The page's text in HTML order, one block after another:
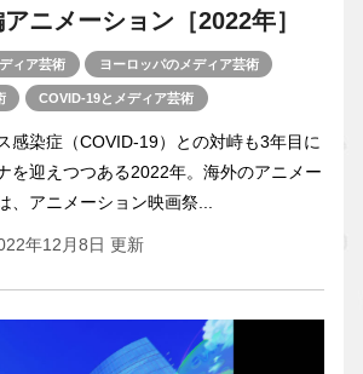
ニメーション［2022年］
ィア芸術 ヨーロッパのメディア芸術
COVID-19とメディア芸術
感染症（COVID-19）との対峙も3年目に
を迎えつつある2022年。海外のアニメー
、アニメーション映画祭...
年12月8日 更新